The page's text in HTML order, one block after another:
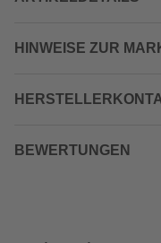
HINWEISE ZUR
BEWERTUNGEN